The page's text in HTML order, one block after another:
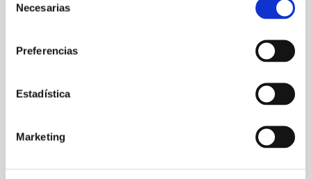
Necesarias
Preferencias
Estadística
Marketing
RELATOS DE LOS HEROES